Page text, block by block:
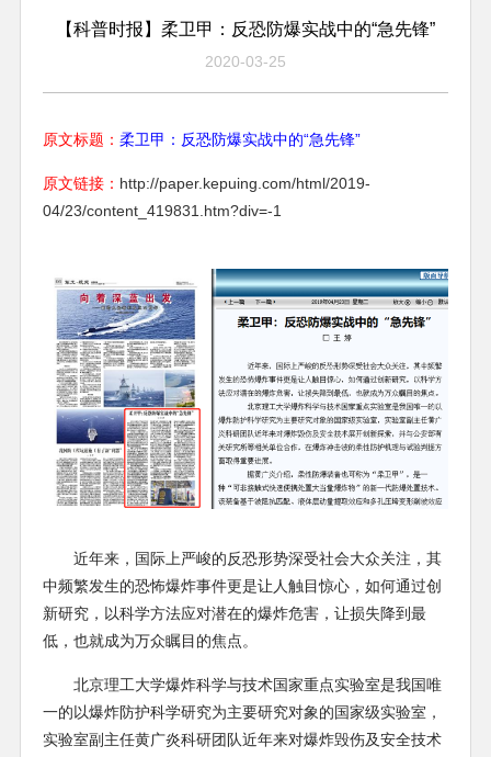
【科普时报】柔卫甲：反恐防爆实战中的“急先锋”
2020-03-25
原文标题： 柔卫甲：反恐防爆实战中的“急先锋”
原文链接： http://paper.kepuing.com/html/2019-
04/23/content_419831.htm?div=-1
近年来，国际上严峻的反恐形势深受社会大众关注，其
中频繁发生的恐怖爆炸事件更是让人触目惊心，如何通过创
新研究，以科学方法应对潜在的爆炸危害，让损失降到最
低，也就成为万众瞩目的焦点。
北京理工大学爆炸科学与技术国家重点实验室是我国唯
一的以爆炸防护科学研究为主要研究对象的国家级实验室，
实验室副主任黄广炎科研团队近年来对爆炸毁伤及安全技术